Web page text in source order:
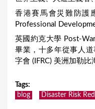
香港賽馬會災難防護
Professional
英國約克大學 Post-
畢業，十多年從事人
字會 (IFRC) 美洲加勒比
Tags:
blog
Disaster Risk